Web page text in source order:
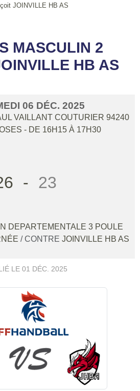
JOINVILLE HB AS
MASCULIN 2
HB AS
06 DÉC. 2025
VAILLANT COUTURIER 94240
- DE 16H15 À 17H30
- 23
DEPARTEMENTALE 3 POULE
/ CONTRE JOINVILLE HB AS
LE 01 DÉC. 2025